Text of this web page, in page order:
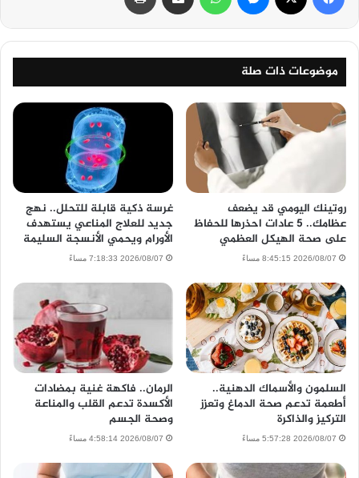
موضوعات ذات صلة
روتينك اليومي قد يضعف
عظامك.. 5 عادات احذرها للحفاظ
على صحة الهيكل العظمي
2026/08/07 8:45:15 مساءً
غرسة ذكية قابلة للتحلل.. نهج
جديد للعلاج المناعي يستهدف
الأورام ويحمي الأنسجة السليمة
2026/08/07 7:18:33 مساءً
السلمون والأسماك الدهنية..
أطعمة تدعم صحة الدماغ وتعزز
التركيز والذاكرة
2026/08/07 5:57:28 مساءً
الرمان.. فاكهة غنية بمضادات
الأكسدة تدعم القلب والمناعة
وصحة الجسم
2026/08/07 4:58:14 مساءً